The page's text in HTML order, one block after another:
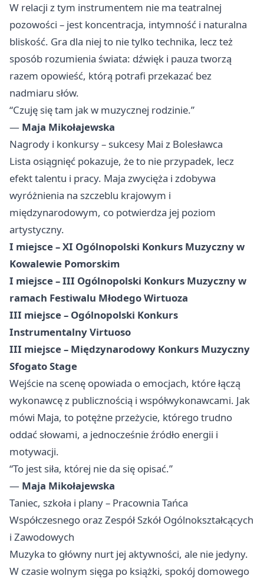
W relacji z tym instrumentem nie ma teatralnej
pozowości – jest koncentracja, intymność i naturalna
bliskość. Gra dla niej to nie tylko technika, lecz też
sposób rozumienia świata: dźwięk i pauza tworzą
razem opowieść, którą potrafi przekazać bez
nadmiaru słów.
“Czuję się tam jak w muzycznej rodzinie.”
— Maja Mikołajewska
Nagrody i konkursy – sukcesy Mai z Bolesławca
Lista osiągnięć pokazuje, że to nie przypadek, lecz
efekt talentu i pracy. Maja zwycięża i zdobywa
wyróżnienia na szczeblu krajowym i
międzynarodowym, co potwierdza jej poziom
artystyczny.
I miejsce – XI Ogólnopolski Konkurs Muzyczny w
Kowalewie Pomorskim
I miejsce – III Ogólnopolski Konkurs Muzyczny w
ramach Festiwalu Młodego Wirtuoza
III miejsce – Ogólnopolski Konkurs
Instrumentalny Virtuoso
III miejsce – Międzynarodowy Konkurs Muzyczny
Sfogato Stage
Wejście na scenę opowiada o emocjach, które łączą
wykonawcę z publicznością i współwykonawcami. Jak
mówi Maja, to potężne przeżycie, którego trudno
oddać słowami, a jednocześnie źródło energii i
motywacji.
“To jest siła, której nie da się opisać.”
— Maja Mikołajewska
Taniec, szkoła i plany – Pracownia Tańca
Współczesnego oraz Zespół Szkół Ogólnokształcących
i Zawodowych
Muzyka to główny nurt jej aktywności, ale nie jedyny.
W czasie wolnym sięga po książki, spokój domowego